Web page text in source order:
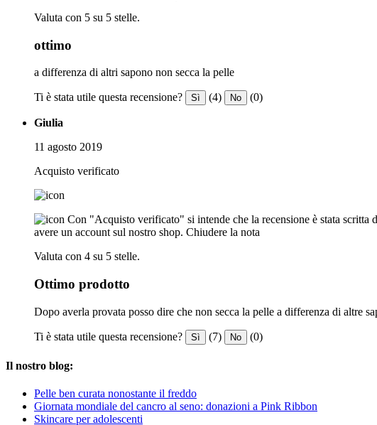
Valuta con 5 su 5 stelle.
ottimo
a differenza di altri sapono non secca la pelle
Ti è stata utile questa recensione? Sì (4) No (0)
Giulia
11 agosto 2019
Acquisto verificato
Con "Acquisto verificato" si intende che la recensione è stata scritta
avere un account sul nostro shop. Chiudere la nota
Valuta con 4 su 5 stelle.
Ottimo prodotto
Dopo averla provata posso dire che non secca la pelle a differenza di altre
Ti è stata utile questa recensione? Sì (7) No (0)
Il nostro blog:
Pelle ben curata nonostante il freddo
Giornata mondiale del cancro al seno: donazioni a Pink Ribbon
Skincare per adolescenti